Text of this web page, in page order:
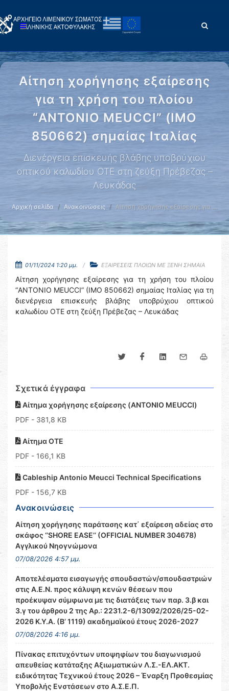
Αίτηση χορήγησης εξαίρεσης
για τη χρήση του πλοίου
“ANTONIO MEUCCI” (IMO
850662) σημαίας Ιταλίας
Διενέργεια επισκευής βλάβης υποβρύχιου
οπτικού καλωδίου ΟΤΕ στη ζεύξη Πρέβεζας –
Λευκάδας
Αρχική σελίδα Ανακοινώσεις Αίτηση χορήγησης εξαίρεσης για …
01/11/2024 1:20 μμ. ΕΞΑΙΡΕΣΕΙΣ ΠΛΟΙΩΝ ΜΕ ΞΕΝΗ ΣΗΜΑΙΑ
Αίτηση χορήγησης εξαίρεσης για τη χρήση του πλοίου
“ANTONIO MEUCCI” (IMO 850662) σημαίας Ιταλίας για τη
διενέργεια επισκευής βλάβης υποβρύχιου οπτικού
καλωδίου ΟΤΕ στη ζεύξη Πρέβεζας – Λευκάδας
Σχετικά έγγραφα
Αίτημα χορήγησης εξαίρεσης (ANTONIO MEUCCI)
PDF - 381,8 KB
Αίτημα ΟΤΕ
PDF - 166,1 KB
Cableship Antonio Meucci Technical Specifications
PDF - 156,7 KB
Ανακοινώσεις
Αίτηση χορήγησης παράτασης κατ΄ εξαίρεση αδείας στο
σκάφος ‘’SHORE EASE’’ (OFFICIAL NUMBER 304678)
Αγγλικού Νηογνώμονα
07/08/2026 4:57 μμ.
Αποτελέσματα εισαγωγής σπουδαστών/σπουδαστριών
στις Α.Ε.Ν. προς κάλυψη κενών θέσεων που
προέκυψαν σύμφωνα με τις διατάξεις των παρ. 3.β και
3.γ του άρθρου 2 της Αρ.: 2231.2-6/13092/2026/25-02-
2026 Κ.Υ.Α. (Β’ 1119) ακαδημαϊκού έτους 2026-2027
07/08/2026 4:16 μμ.
Πίνακας επιτυχόντων υποψηφίων του διαγωνισμού
απευθείας κατάταξης Αξιωματικών Λ.Σ.-ΕΛ.ΑΚΤ.
ειδικότητας Τεχνικού έτους 2026 – Έναρξη Προθεσμίας
Υποβολής Ενστάσεων στο Α.Σ.Ε.Π.